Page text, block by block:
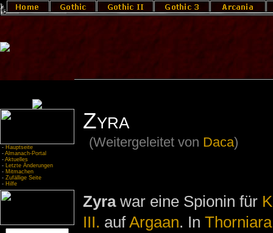
- Hauptseite
- Almanach-Portal
- Aktuelles
- Letzte Änderungen
- Mitmachen
- Zufällige Seite
- Hilfe
Zyra
(Weitergeleitet von Daca)
Zyrawar eine Spionin für
III. aufArgaan. In Thorniara